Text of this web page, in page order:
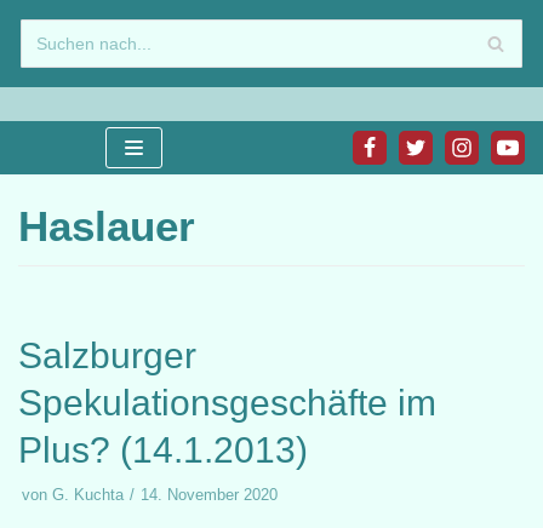
Zum
Inhalt
springen
Haslauer
Salzburger
Spekulationsgeschäfte im
Plus? (14.1.2013)
von G. Kuchta 14. November 2020